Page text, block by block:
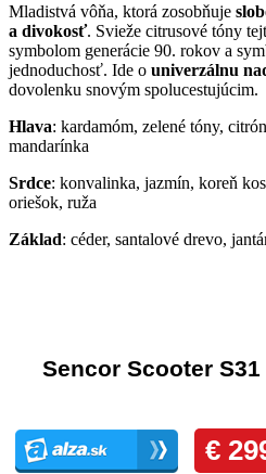
Mladistvá vôňa, ktorá zosobňuje
a divokosť. Svieže citrusové tóny
symbolom generácie 90. rokov a
jednoduchosť. Ide o univerzálnu
dovolenku snovým spolucestujúcim.
Hlava: kardamóm, zelené tóny,
mandarínka
Srdce: konvalinka, jazmín, koreň
oriešok, ruža
Základ: céder, santalové drevo,